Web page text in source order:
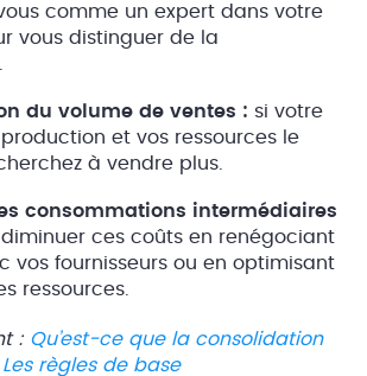
comme un expert dans votre
vous distinguer de la
du volume de ventes : si votre
et vos ressources le
à vendre plus.
consommations intermédiaires
diminuer ces coûts en renégociant
vos fournisseurs ou en optimisant
ressources.
: Qu’est-ce que la consolidation
règles de base